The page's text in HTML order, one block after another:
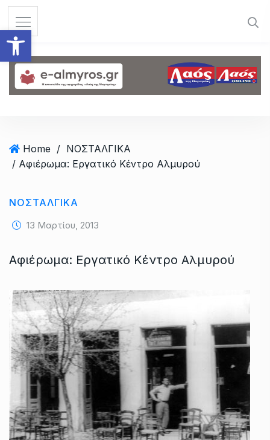
Ανοίξτε τη γραμμή
Home / ΝΟΣΤΑΛΓΙΚΑ
/ Αφιέρωμα: Εργατικό Κέντρο Αλμυρού
ΝΟΣΤΑΛΓΙΚΑ
13 Μαρτίου, 2013
Αφιέρωμα: Εργατικό Κέντρο Αλμυρού